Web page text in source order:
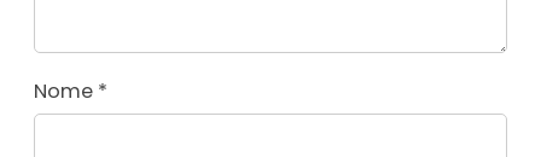
Nome *